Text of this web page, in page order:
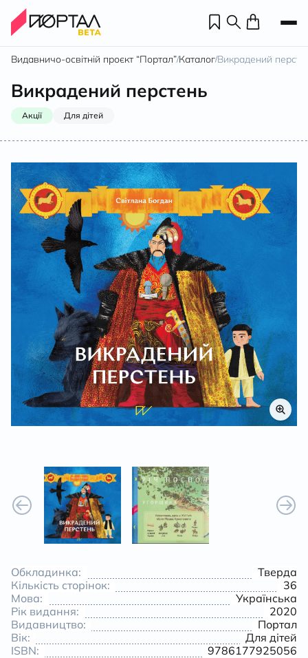
Видавничо-освітній проєкт “Портал”/Каталог/Викрадений
Викрадений перстень
Акції Для дітей
Обкладинка:
Тверда
Кількість сторінок:
36
Мова:
Українська
Рік видання:
2020
Видавництво:
Портал
Вік:
Для дітей
ISBN:
9786177925056